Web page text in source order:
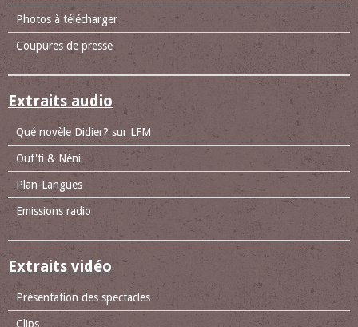
Photos à télécharger
Coupures de presse
Extraits audio
Qué novèle Didier? sur LFM
Ouf'ti & Nèni
Plan-Langues
Emissions radio
Extraits vidéo
Présentation des spectacles
Clips